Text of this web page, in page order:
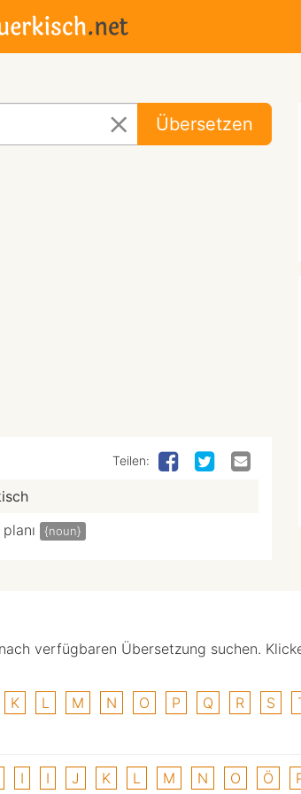
Übersetzen
Teilen:
{noun}
verfügbaren Übersetzung suchen.
K L M N O P Q R S
I I J K L M N O Ö